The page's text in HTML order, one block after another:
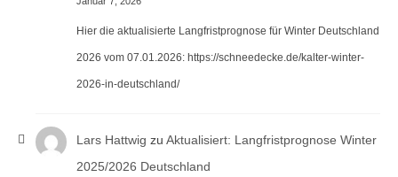
Hier die aktualisierte Langfristprognose für Winter Deutschland
2026 vom 07.01.2026: https://schneedecke.de/kalter-winter-
2026-in-deutschland/
Lars Hattwig zu Aktualisiert: Langfristprognose Winter
2025/2026 Deutschland